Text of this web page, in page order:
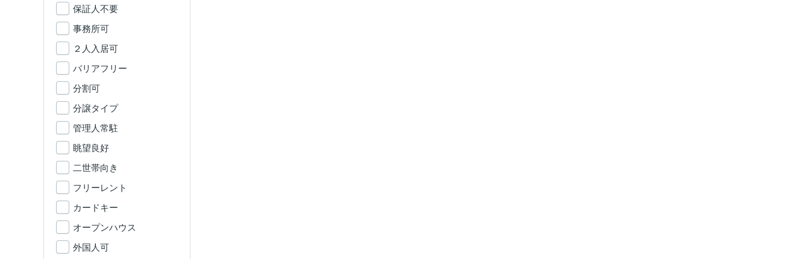
保証人不要
事務所可
２人入居可
バリアフリー
分割可
分譲タイプ
管理人常駐
眺望良好
二世帯向き
フリーレント
カードキー
オープンハウス
外国人可